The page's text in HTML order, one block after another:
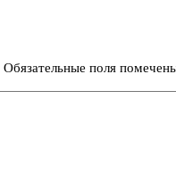
Обязательные поля